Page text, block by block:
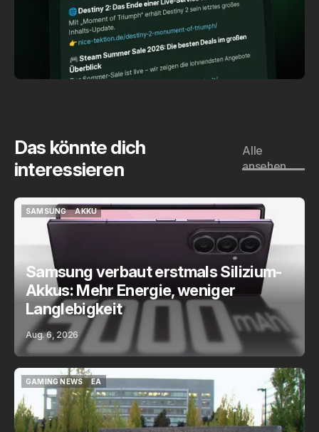
Das könnte dich
interessieren
Alle
ansehen
SAMSUNG
SAMSUNG
AKKU
AKKU
Samsung verbaut erstmals Silizium-
Akkus: Mehr Energie, weniger
Langlebigkeit
Aug. 6, 2026
GAMING NEWS
GAMING NEWS
EA
EA